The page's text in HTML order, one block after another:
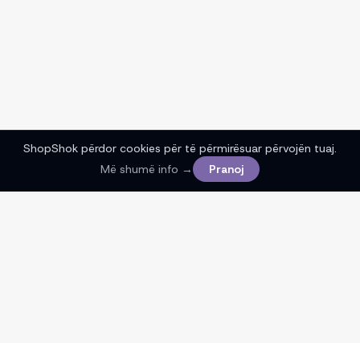
ShopShok përdor cookies për të përmirësuar përvojën tuaj.
Më shumë info →
Pranoj